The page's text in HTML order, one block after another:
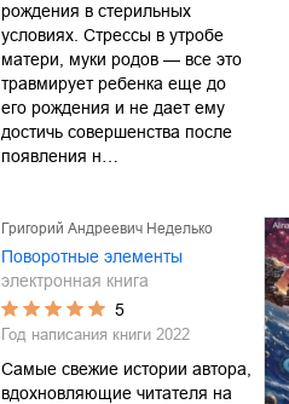
рождения в стерильных
условиях. Стрессы в утробе
матери, муки родов — все это
травмирует ребенка еще до
его рождения и не дает ему
достичь совершенства после
появления н…
Григорий Андреевич Неделько
Поворотные элементы
электронная книга
5
Год написания книги 2022
Самые свежие истории автора,
вдохновляющие читателя на